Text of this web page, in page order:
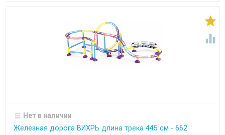


Нет в наличии
Железная дорога ВИХРЬ длина трека 445 см - 662